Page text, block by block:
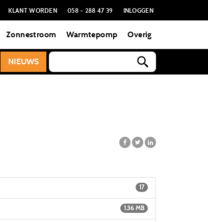
KLANT WORDEN 058 – 288 47 39 INLOGGEN
Zonnestroom Warmtepomp Overig
NIEUWS
17
1.36 MB